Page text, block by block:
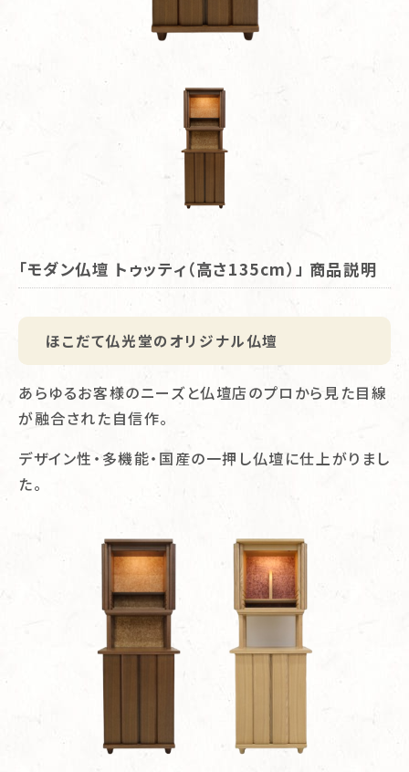
「モダン仏壇 トゥッティ（高さ135cm）」 商品説明
ほこだて仏光堂のオリジナル仏壇
あらゆるお客様のニーズと仏壇店のプロから見た目線
が融合された自信作。
デザイン性・多機能・国産の一押し仏壇に仕上がりまし
た。